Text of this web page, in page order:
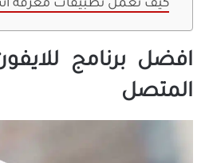
كيف تعمل تطبيقات معرفة
افضل برنامج
المتصل